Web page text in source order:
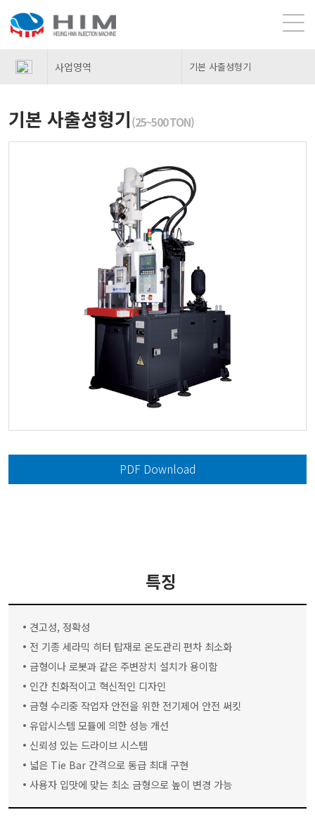
사업영역 기본 사출성형기
기본 사출성형기(25~500 TON)
PDF Download
특징
견고성, 정확성
전 기종 세라믹 히터 탑재로 온도관리 편차 최소화
금형이나 로봇과 같은 주변장치 설치가 용이함
인간 친화적이고 혁신적인 디자인
금형 수리중 작업자 안전을 위한 전기제어 안전 써킷
유압시스템 모듈에 의한 성능 개선
신뢰성 있는 드라이브 시스템
넓은 Tie Bar 간격으로 동급 최대 구현
사용자 입맛에 맞는 최소 금형으로 높이 변경 가능